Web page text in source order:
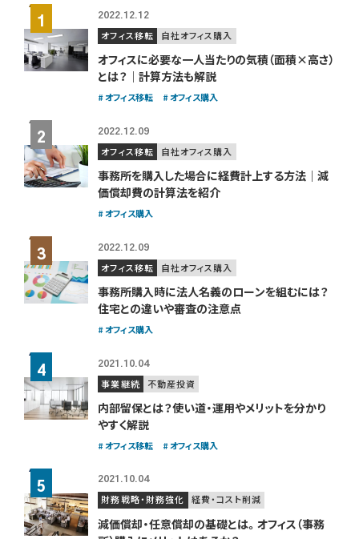
2022.12.12
オフィス移転 自社オフィス購入
オフィスに必要な一人当たりの気積（面積×高さ）
とは？｜計算方法も解説
オフィス移転 オフィス購入
2022.12.09
オフィス移転 自社オフィス購入
事務所を購入した場合に経費計上する方法｜減
価償却費の計算法を紹介
オフィス購入
2022.12.09
オフィス移転 自社オフィス購入
事務所購入時に法人名義のローンを組むには？
住宅との違いや審査の注意点
オフィス購入
2021.10.04
事業継続 不動産投資
内部留保とは？使い道・運用やメリットを分かり
やすく解説
オフィス移転 オフィス購入
2021.10.04
財務戦略・財務強化 経費・コスト削減
減価償却・任意償却の基礎とは。 オフィス（事務